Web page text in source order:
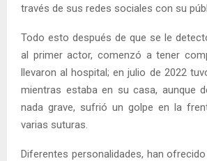
través de sus redes sociales con su
Todo esto después de que se le
al primer actor, comenzó a tener
llevaron al hospital; en julio de 2022
mientras estaba en su casa, aunque
nada grave, sufrió un golpe en la
varias suturas.
Diferentes personalidades, han